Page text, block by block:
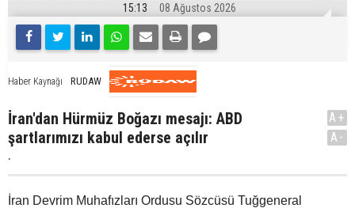
15:13 08 Ağustos 2026
Haber Kaynağı RUDAW
İran'dan Hürmüz Boğazı mesajı: ABD
şartlarımızı kabul ederse açılır
.
A+
A-
İran Devrim Muhafızları Ordusu Sözcüsü Tuğgeneral